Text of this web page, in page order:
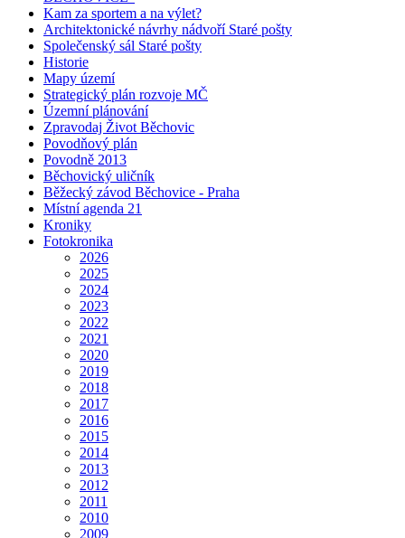
Kam za sportem a na výlet?
Architektonické návrhy nádvoří Staré pošty
Společenský sál Staré pošty
Historie
Mapy území
Strategický plán rozvoje MČ
Územní plánování
Zpravodaj Život Běchovic
Povodňový plán
Povodně 2013
Běchovický uličník
Běžecký závod Běchovice - Praha
Místní agenda 21
Kroniky
Fotokronika
2026
2025
2024
2023
2022
2021
2020
2019
2018
2017
2016
2015
2014
2013
2012
2011
2010
2009